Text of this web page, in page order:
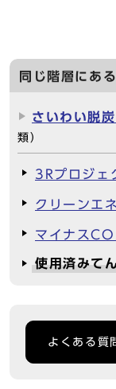
同じ階層にあ
さいわい脱
類）
3Rプロジェ
クリーンエ
マイナス
使用済みて
よくある質